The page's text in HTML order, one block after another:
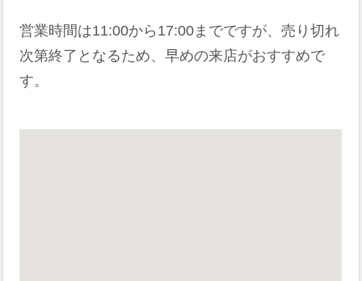
営業時間は11:00から17:00までですが、売り切れ
次第終了となるため、早めの来店がおすすめで
す。